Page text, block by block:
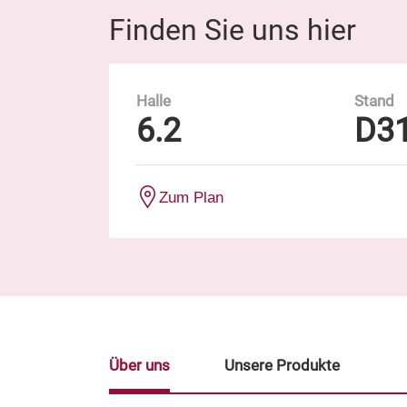
Finden Sie uns hier
Halle
6.2
Stand
Zum Plan
Über uns Unsere Produkte